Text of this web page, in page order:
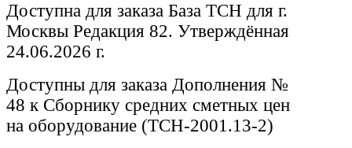
Доступна для заказа База ТСН для г.
Москвы Редакция 82. Утверждённая
24.06.2026 г.
Доступны для заказа Дополнения №
48 к Сборнику средних сметных цен
на оборудование (ТСН-2001.13-2)